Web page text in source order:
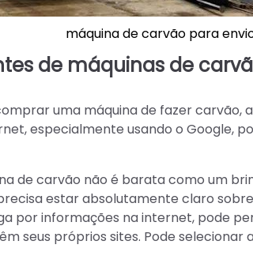
máquina de carvão para
de máquinas de
uma máquina de fazer
especialmente usando o Google,
de carvão não é barata como um
estar absolutamente claro
por informações na internet, pode
seus próprios sites. Pode selecionar